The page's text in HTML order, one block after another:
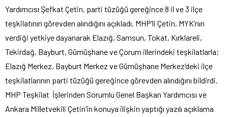
Yardımcısı Şefkat Çetin, parti tüzüğü gereğince 8 il ve 3 ilçe
teşkilatının görevden alındığını açıkladı. MHP’li Çetin, MYK’nın
verdiği yetkiye dayanarak Elazığ, Samsun, Tokat, Kırklareli,
Tekirdağ, Bayburt, Gümüşhane ve Çorum illerindeki teşkilatlarla;
Elazığ Merkez, Bayburt Merkez ve Gümüşhane Merkez’deki ilçe
teşkilatlarının parti tüzüğü gereğince görevden alındığını bildirdi.
MHP Teşkilat İşlerinden Sorumlu Genel Başkan Yardımcısı ve
Ankara Milletvekili Çetin’in konuya ilişkin yaptığı yazılı açıklama